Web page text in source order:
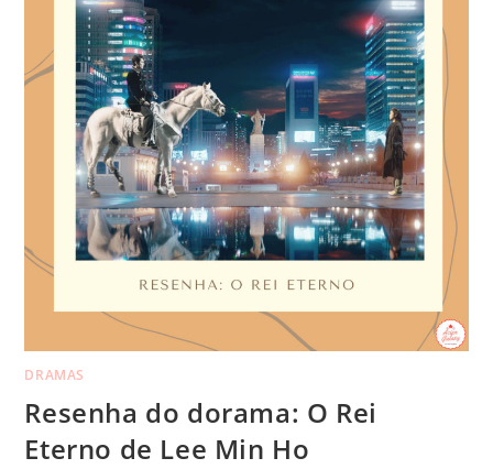
DRAMAS
Resenha do dorama: O Rei
Eterno de Lee Min Ho